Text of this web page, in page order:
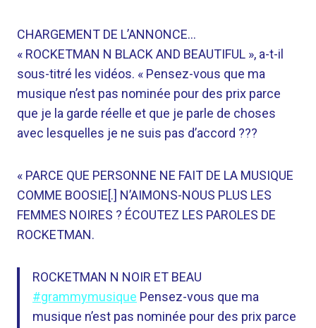
CHARGEMENT DE L’ANNONCE…
« ROCKETMAN N BLACK AND BEAUTIFUL », a-t-il
sous-titré les vidéos. « Pensez-vous que ma
musique n’est pas nominée pour des prix parce
que je la garde réelle et que je parle de choses
avec lesquelles je ne suis pas d’accord ???
« PARCE QUE PERSONNE NE FAIT DE LA MUSIQUE
COMME BOOSIE[.] N’AIMONS-NOUS PLUS LES
FEMMES NOIRES ? ÉCOUTEZ LES PAROLES DE
ROCKETMAN.
ROCKETMAN N NOIR ET BEAU
#grammymusique Pensez-vous que ma
musique n’est pas nominée pour des prix parce